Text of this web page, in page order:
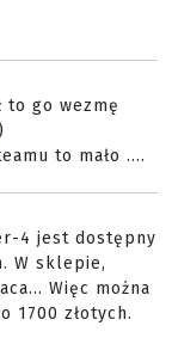
to go wezmę
)
to mało ....
4 jest dostępny
W sklepie,
Więc można
1700 złotych.